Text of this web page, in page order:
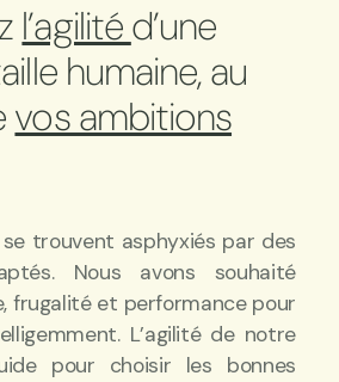
l’agilitéd’une
humaine, au
vos ambitions
trouvent asphyxiés par des
Nous avons souhaité
frugalité et performance pour
L’agilité de notre
pour choisir les bonnes